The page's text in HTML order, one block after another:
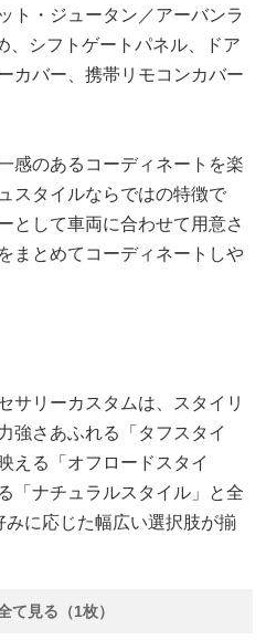
ト・ジュータン／アーバンラ
、シフトゲートパネル、ドア
カバー、携帯リモコンカバー
感のあるコーディネートを楽
スタイルならではの特徴で
として車両に合わせて用意さ
まとめてコーディネートしや
サリーカスタムは、スタイリ
強さあふれる「タフスタイ
える「オフロードスタイ
「ナチュラルスタイル」と全
に応じた幅広い選択肢が揃
て見る（1枚）